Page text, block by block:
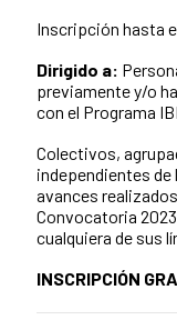
Inscripción hasta
Dirigido a:
previamente y/o
con el Programa
Colectivos,
independientes
avances
Convocatoria
cualquiera de sus
INSCRIPCIÓN